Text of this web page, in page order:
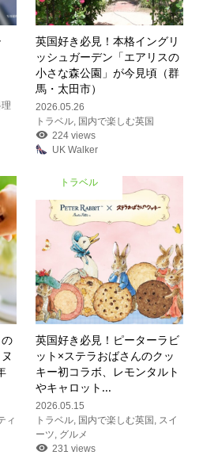
英国好き必見！本格イングリ
ッシュガーデン「エアリスの
小さな森公園」が今見頃（群
馬・太田市）
2026.05.26
トラベル, 国内で楽しむ英国
224 views
UK Walker
ィ
トラベル
英国好き必見！ピーターラビ
ット×ステラおばさんのクッ
キー初コラボ、レモンタルト
やキャロット...
2026.05.15
トラベル, 国内で楽しむ英国 , スイ
ーツ, グルメ
231 views